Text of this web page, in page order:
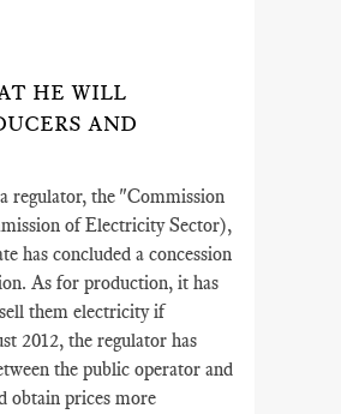
HE WILL
AND
regulator, the "Commission
of Electricity Sector),
has concluded a concession
As for production, it has
them electricity if
2012, the regulator has
the public operator and
obtain prices more